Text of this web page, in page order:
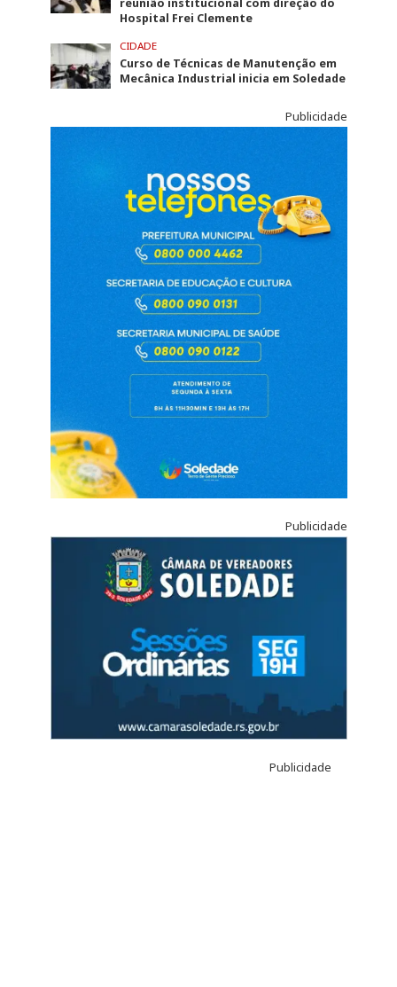
reunião institucional com direção do
Hospital Frei Clemente
CIDADE
Curso de Técnicas de Manutenção em
Mecânica Industrial inicia em Soledade
Publicidade
Publicidade
Publicidade